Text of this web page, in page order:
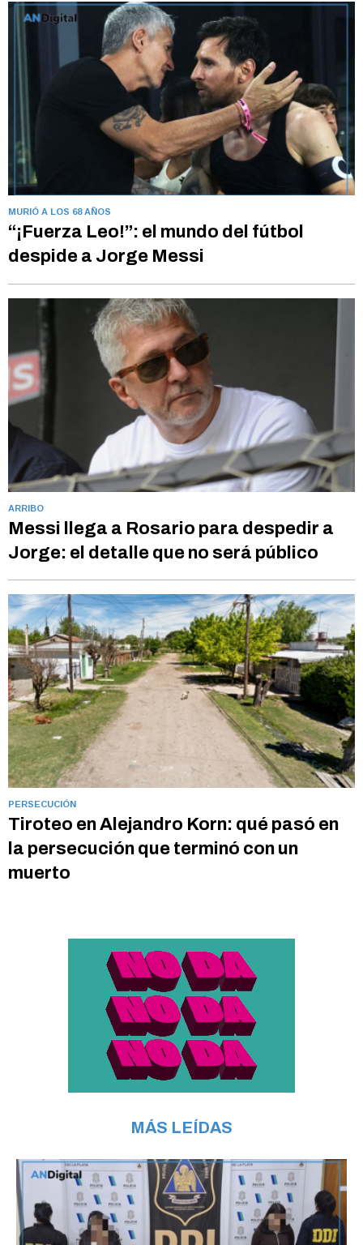
MURIÓ A LOS 68 AÑOS
“¡Fuerza Leo!”: el mundo del fútbol
despide a Jorge Messi
ARRIBO
Messi llega a Rosario para despedir a
Jorge: el detalle que no será público
PERSECUCIÓN
Tiroteo en Alejandro Korn: qué pasó en
la persecución que terminó con un
muerto
MÁS LEÍDAS